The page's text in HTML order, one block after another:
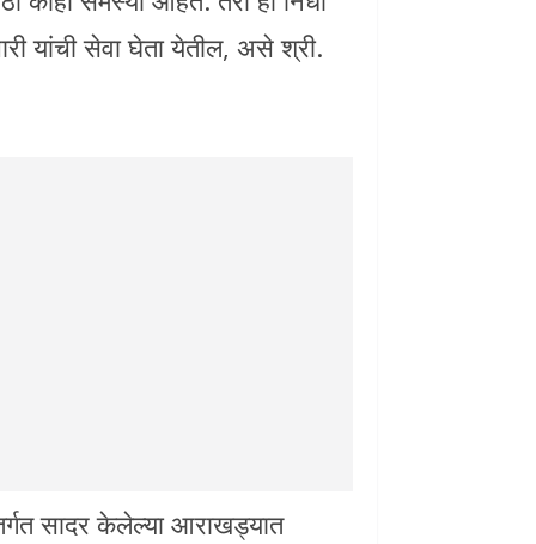
यांची सेवा घेता येतील, असे श्री.
सादर केलेल्या आराखड्यात